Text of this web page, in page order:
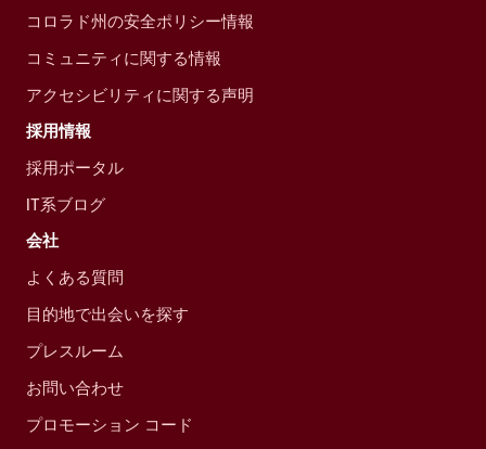
コロラド州の安全ポリシー情報
コミュニティに関する情報
アクセシビリティに関する声明
採用情報
採用ポータル
IT系ブログ
会社
よくある質問
目的地で出会いを探す
プレスルーム
お問い合わせ
プロモーション コード